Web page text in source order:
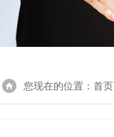
您现在的位置： 首页